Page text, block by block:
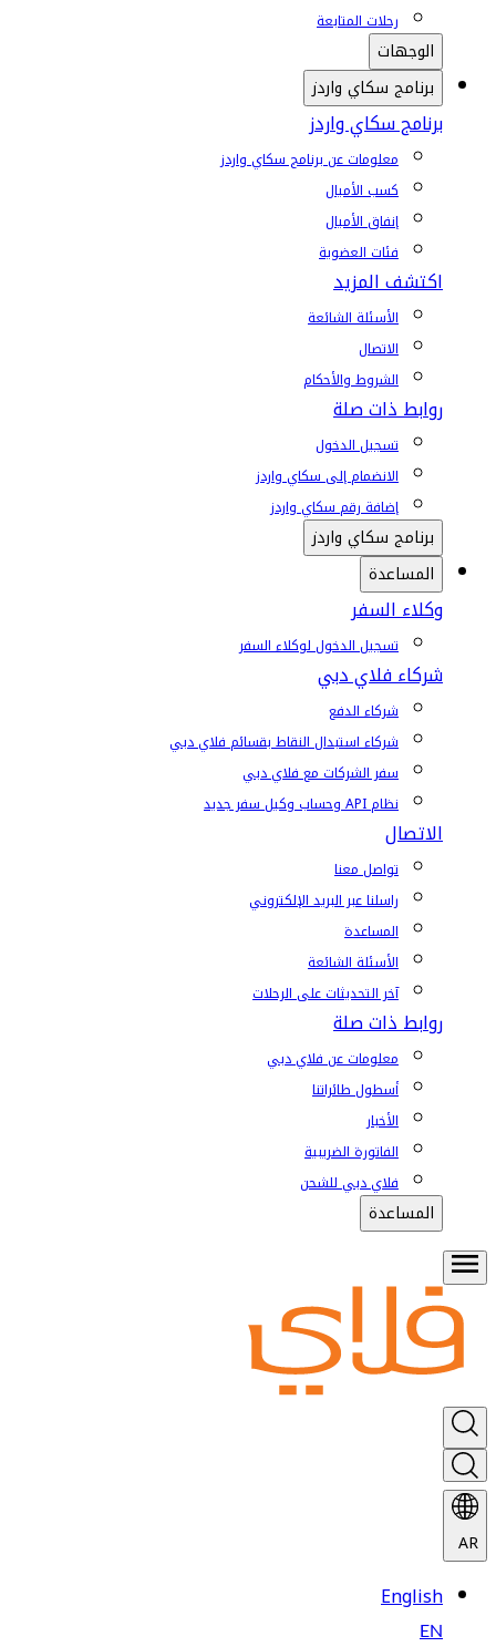
رحلات المتابعة
الوجهات
برنامج سكاي واردز
برنامج سكاي واردز
معلومات عن برنامج سكاي واردز
كسب الأميال
إنفاق الأميال
فئات العضوية
اكتشف المزيد
الأسئلة الشائعة
الاتصال
الشروط والأحكام
روابط ذات صلة
تسجيل الدخول
الانضمام إلى سكاي واردز
إضافة رقم سكاي واردز
برنامج سكاي واردز
المساعدة
وكلاء السفر
تسجيل الدخول لوكلاء السفر
شركاء فلاي دبي
شركاء الدفع
شركاء استبدال النقاط بقسائم فلاي دبي
سفر الشركات مع فلاي دبي
نظام API وحساب وكيل سفر جديد
الاتصال
تواصل معنا
راسلنا عبر البريد الإلكتروني
المساعدة
الأسئلة الشائعة
آخر التحديثات على الرحلات
روابط ذات صلة
معلومات عن فلاي دبي
أسطول طائراتنا
الأخبار
الفاتورة الضريبية
فلاي دبي للشحن
المساعدة
AR
English
EN